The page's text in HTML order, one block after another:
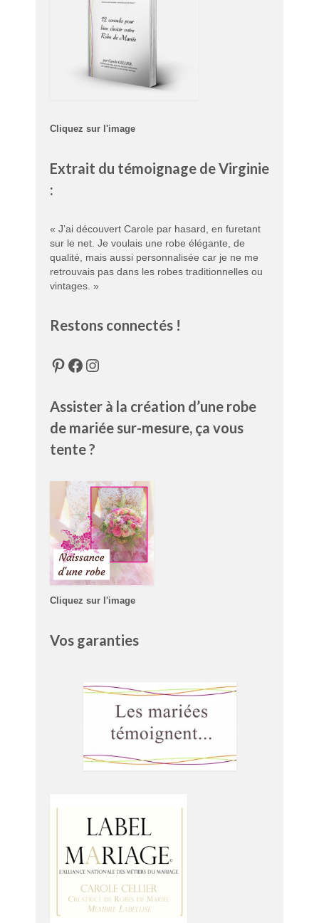
Cliquez sur l'image
Extrait du témoignage de Virginie
:
« J’ai découvert Carole par hasard, en furetant
sur le net. Je voulais une robe élégante, de
qualité, mais aussi personnalisée car je ne me
retrouvais pas dans les robes traditionnelles ou
vintages. »
Restons connectés !
Pinterest
Facebook
Instagram
Assister à la création d’une robe
de mariée sur-mesure, ça vous
tente ?
Cliquez sur l'image
Vos garanties